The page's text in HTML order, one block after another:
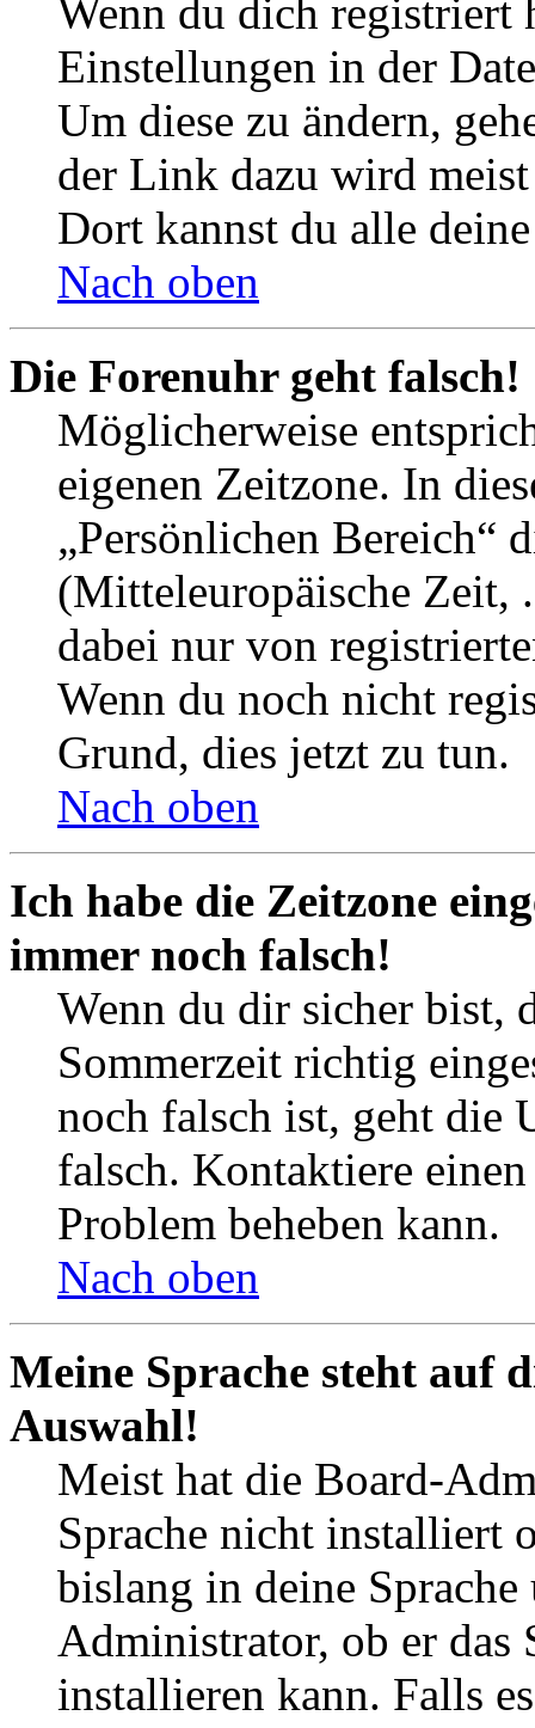
Wenn du dich registriert
Einstellungen in der
Um diese zu ändern,
der Link dazu wird
Dort kannst du alle
Nach oben
Die Forenuhr geht falsch!
Möglicherweise
eigenen Zeitzone. In
„Persönlichen Bereich“
(Mitteleuropäische Zeit,
dabei nur von
Wenn du noch nicht
Grund, dies jetzt zu tun.
Nach oben
Ich habe die Zeitzone
immer noch falsch!
Wenn du dir sicher bist,
Sommerzeit richtig
noch falsch ist, geht die
falsch. Kontaktiere
Problem beheben kann.
Nach oben
Meine Sprache steht auf
Auswahl!
Meist hat die Board-
Sprache nicht installiert
bislang in deine
Administrator, ob er das
installieren kann. Falls